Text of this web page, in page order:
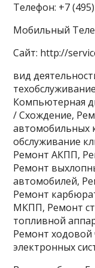
Телефон: +7
Мобильный
Сайт: http://
вид
Компьютерная
/ Схождение,
автомобильных
обслуживание
Ремонт АКПП,
Ремонт
автомобилей,
Ремонт
МКПП, Ремонт
топливной
Ремонт ходовой
электронных